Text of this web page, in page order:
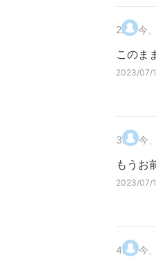
2. 今
このま
2023/07/
3. 今
もうお
2023/07/
4. 今